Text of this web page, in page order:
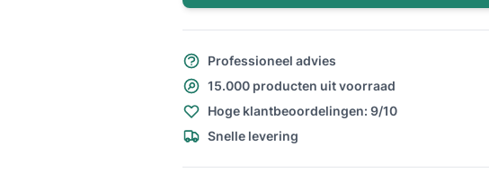
Professioneel advies
15.000 producten uit voorraad
Hoge klantbeoordelingen: 9/10
Snelle levering